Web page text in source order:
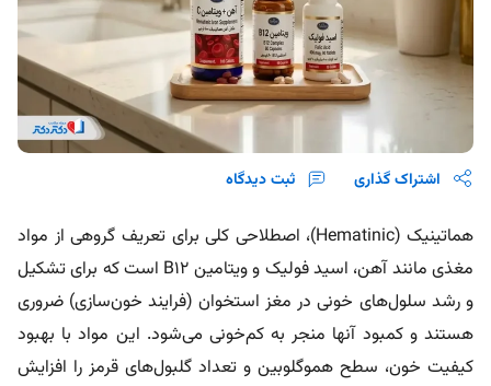
اشتراک گذاری ثبت دیدگاه
هماتینیک (Hematinic)، اصطلاحی کلی برای تعریف گروهی از مواد
مغذی مانند آهن، اسید فولیک و ویتامین B12 است که برای تشکیل
و رشد سلول‌های خونی در مغز استخوان (فرایند خون‌سازی) ضروری
هستند و کمبود آنها منجر به کم‌خونی می‌شود. این مواد با بهبود
کیفیت خون، سطح هموگلوبین و تعداد گلبول‌های قرمز را افزایش